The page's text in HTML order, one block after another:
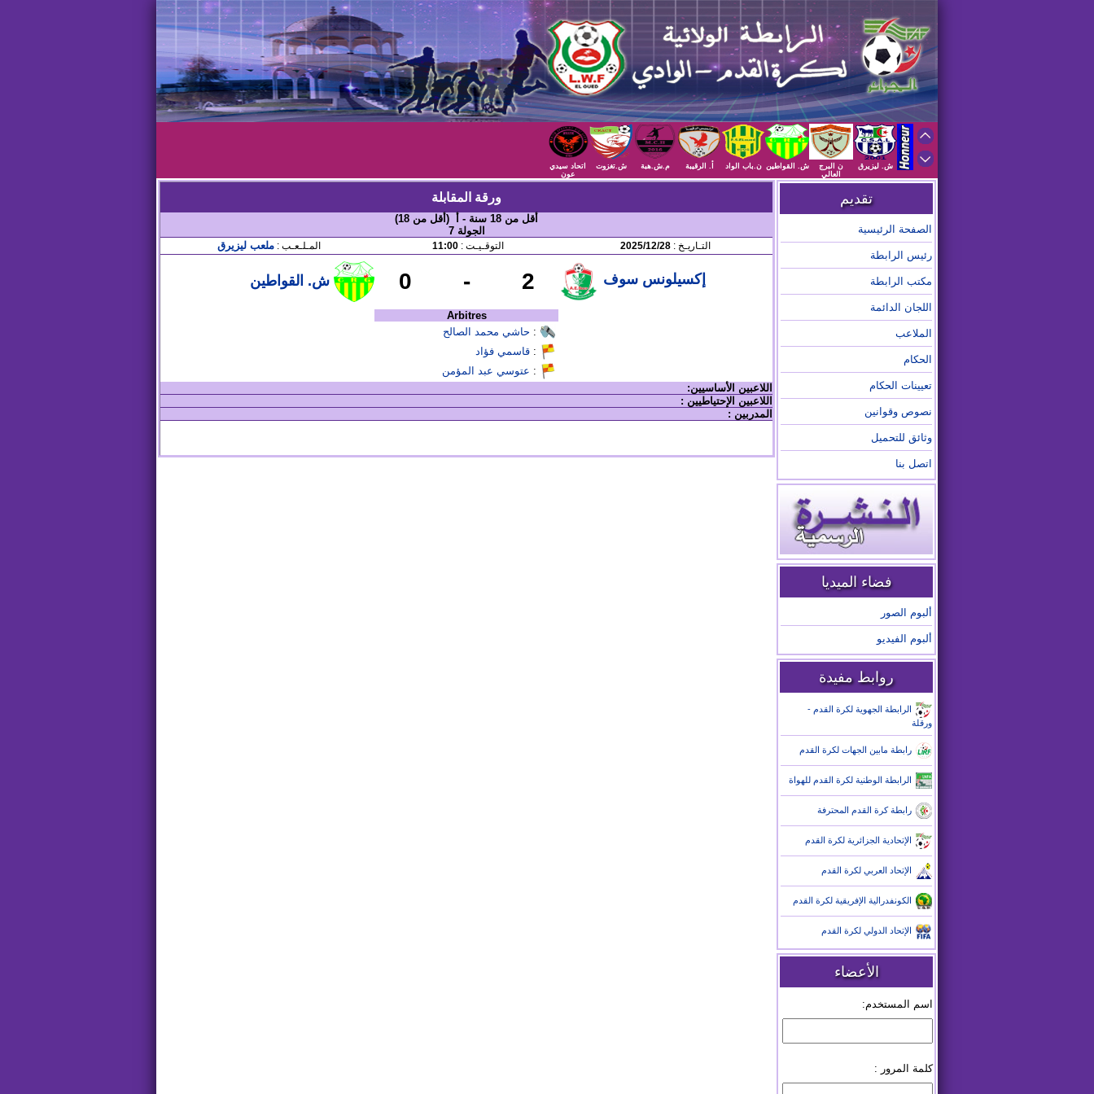
ش. ليزيرق
ن البرج
العالي
ش. القواطين ن.باب الواد أ. الرقيبة م.ش.هبة ش.تغزوت
اتحاد سيدي
عون
تقديم
الصفحة الرئيسية
رئيس الرابطة
مكتب الرابطة
اللجان الدائمة
الملاعب
الحكام
تعيينات الحكام
نصوص وقوانين
وثائق للتحميل
اتصل بنا
فضاء الميديا
ألبوم الصور
ألبوم الفيديو
روابط مفيدة
الرابطة الجهوية لكرة القدم -
ورقلة
رابطة مابين الجهات لكرة القدم
الرابطة الوطنية لكرة القدم للهواة
رابطة كرة القدم المحترفة
الإتحادية الجزائرية لكرة القدم
الإتحاد العربي لكرة القدم
الكونفدرالية الإفريقية لكرة القدم
الإتحاد الدولي لكرة القدم
الأعضاء
اسم المستخدم:
كلمة المرور :
ورقة المقابلة
أقل من 18 سنة - أ (أقل من 18)
الجولة 7
التـاريـخ : 2025/12/28 التوقـيـت :11:00 المـلـعـب :ملعب ليزيرق
إكسيلونس سوف 2
-
0 ش. القواطين
Arbitres
: حاشي محمد الصالح
: قاسمي فؤاد
: عتوسي عبد المؤمن
اللاعبين الأساسيين:
اللاعبين الإحتياطيين :
المدربين :